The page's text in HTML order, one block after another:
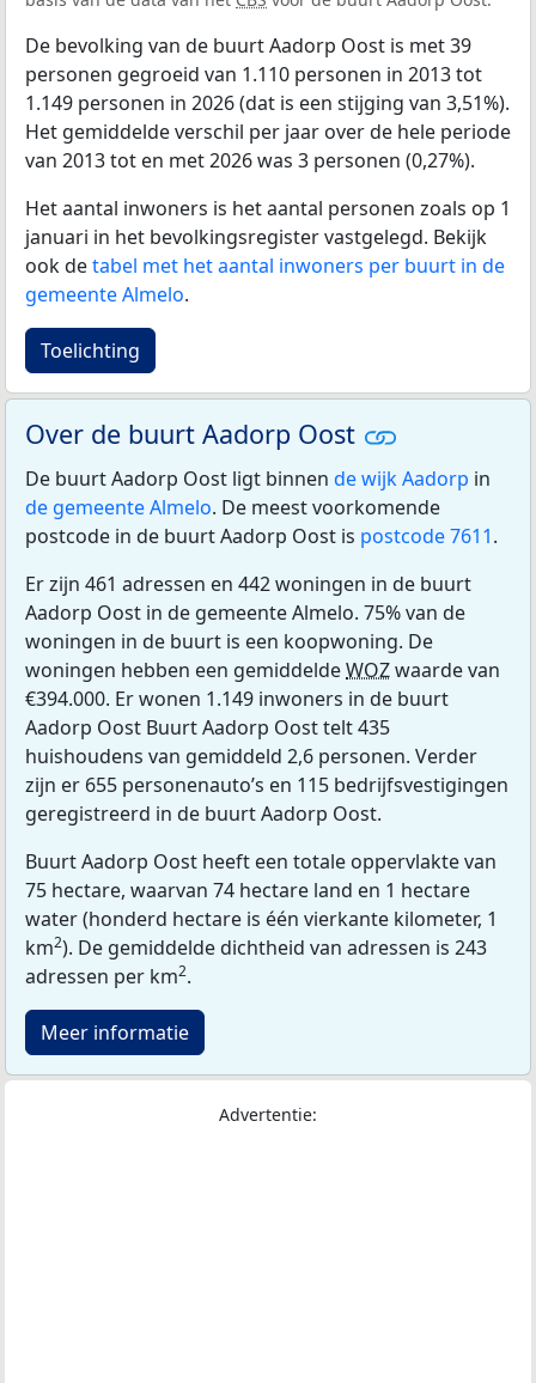
De bevolking van de buurt Aadorp Oost is met 39
personen gegroeid van 1.110 personen in 2013 tot
1.149 personen in 2026 (dat is een stijging van 3,51%).
Het gemiddelde verschil per jaar over de hele periode
van 2013 tot en met 2026 was 3 personen (0,27%).
Het aantal inwoners is het aantal personen zoals op 1
januari in het bevolkingsregister vastgelegd. Bekijk
ook detabel met het aantal inwoners per buurt in de
gemeente Almelo.
Toelichting
Over de buurt Aadorp Oost
De buurt Aadorp Oost ligt binnen de wijk Aadorp in
de gemeente Almelo. De meest voorkomende
postcode in de buurt Aadorp Oost is postcode 7611.
Er zijn 461 adressen en 442 woningen in de buurt
Aadorp Oost in de gemeente Almelo. 75% van de
woningen in de buurt is een koopwoning. De
woningen hebben een gemiddeldeWOZwaarde van
€394.000. Er wonen 1.149 inwoners in de buurt
Aadorp Oost Buurt Aadorp Oost telt 435
huishoudens van gemiddeld 2,6 personen. Verder
zijn er 655 personenauto’s en 115 bedrijfsvestigingen
geregistreerd in de buurt Aadorp Oost.
Buurt Aadorp Oost heeft een totale oppervlakte van
75 hectare, waarvan 74 hectare land en 1 hectare
water (honderd hectare is één vierkante kilometer, 1
km2). De gemiddelde dichtheid van adressen is 243
adressen per km2.
Meer informatie
Advertentie: